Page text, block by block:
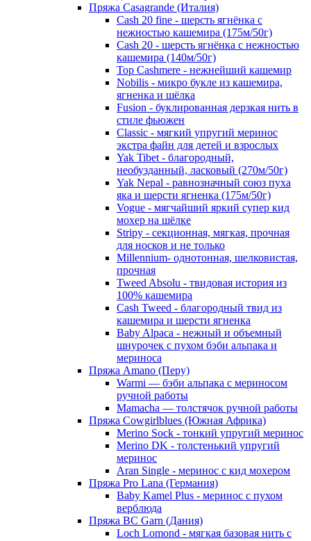
Пряжа Casagrande (Италия)
Cash 20 fine - шерсть ягнёнка с
нежностью кашемира (175м/50г)
Cash 20 - шерсть ягнёнка с нежностью
кашемира (140м/50г)
Top Cashmere - нежнейший кашемир
Nobilis - микро букле из кашемира,
ягненка и шёлка
Fusion - буклированная дерзкая нить в
стиле фьюжен
Classic - мягкий упругий меринос
экстра файн для детей и взрослых
Yak Tibet - благородный,
необузданный, ласковый (270м/50г)
Yak Nepal - равнозначный союз пуха
яка и шерсти ягненка (175м/50г)
Vogue - мягчайший яркий супер кид
мохер на шёлке
Stripy - секционная, мягкая, прочная
для носков и не только
Millennium- однотонная, шелковистая,
прочная
Tweed Absolu - твидовая история из
100% кашемира
Cash Tweed - благородный твид из
кашемира и шерсти ягненка
Baby Alpaca - нежный и объемный
шнурочек с пухом бэби альпака и
мериноса
Пряжа Amano (Перу)
Warmi — бэби альпака с мериносом
ручной работы
Mamacha — толстячок ручной работы
Пряжа Cowgirlblues (Южная Африка)
Merino Sock - тонкий упругий меринос
Merino DK - толстенький упругий
меринос
Aran Single - меринос с кид мохером
Пряжа Pro Lana (Германия)
Baby Kamel Plus - меринос с пухом
верблюда
Пряжа BC Garn (Дания)
Loch Lomond - мягкая базовая нить с